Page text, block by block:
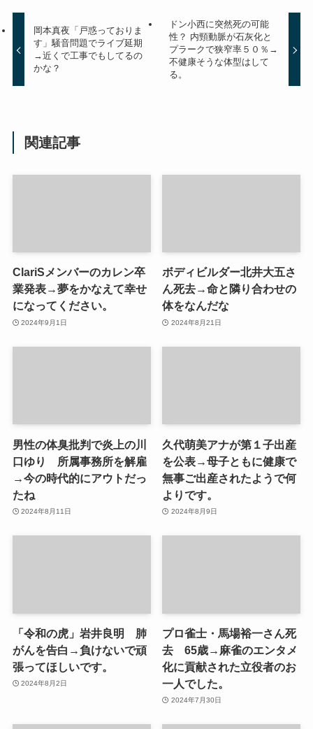
岡本真夜「戸惑っておりま
す」騒音問題でライブ延期
→近くで工事でもしてるの
かな？
ドン小西に突然死の可能
性？ 内頸動脈が石灰化と
プラークで狭窄率５０％→
不健康そうな体型はして
る。
関連記事
ClariSメンバーのカレン卒
業発表→夢をかなえて幸せ
になってください。
2024年9月1日
ボディビルダー北井大五さ
ん死去→命と隣り合わせの
体をなんだな
2024年8月21日
男性の体臭批判で炎上の川
口ゆり 所属事務所を解雇
→今の時代的にアウトだっ
たね
2024年8月11日
久代萌美アナが第１子出産
を公表→母子ともに健康で
無事ご出産されたようで何
よりです。
2024年8月9日
「令和の虎」岩井良明 肺
がんを告白→負けないで頑
張ってほしいです。
2024年8月2日
プロ雀士・馬場裕一さん死
去 65歳→麻雀のエンタメ
化に貢献された立役者のお
一人でした。
2024年7月30日